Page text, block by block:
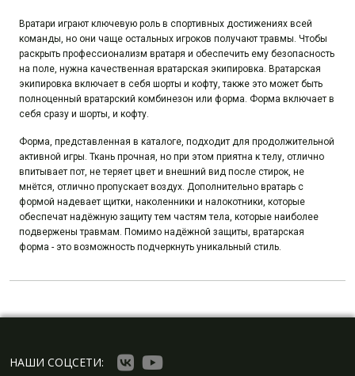
Вратари играют ключевую роль в спортивных достижениях всей
команды, но они чаще остальных игроков получают травмы. Чтобы
раскрыть профессионализм вратаря и обеспечить ему безопасность
на поле, нужна качественная вратарская экипировка. Вратарская
экипировка включает в себя шорты и кофту, также это может быть
полноценный вратарский комбинезон или форма. Форма включает в
себя сразу и шорты, и кофту.
Форма, представленная в каталоге, подходит для продолжительной
активной игры. Ткань прочная, но при этом приятна к телу, отлично
впитывает пот, не теряет цвет и внешний вид после стирок, не
мнётся, отлично пропускает воздух. Дополнительно вратарь с
формой надевает щитки, наколенники и налокотники, которые
обеспечат надёжную защиту тем частям тела, которые наиболее
подвержены травмам. Помимо надёжной защиты, вратарская
форма - это возможность подчеркнуть уникальный стиль.
НАШИ СОЦСЕТИ: